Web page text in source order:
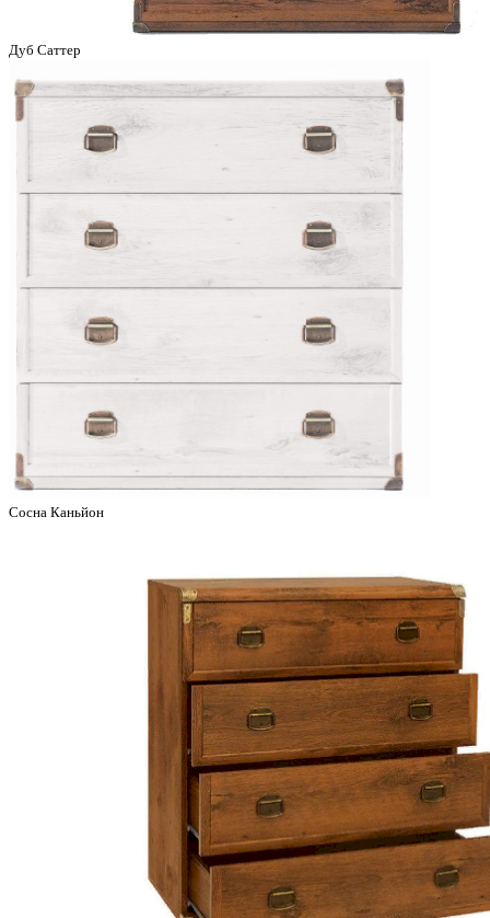
Дуб Саттер
Сосна Каньйон